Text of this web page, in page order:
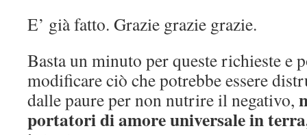
E’ già fatto. Grazie grazie grazie.
Basta un minuto per queste richieste e
modificare ciò che potrebbe essere
dalle paure per non nutrire il negativo,
portatori di amore universale in